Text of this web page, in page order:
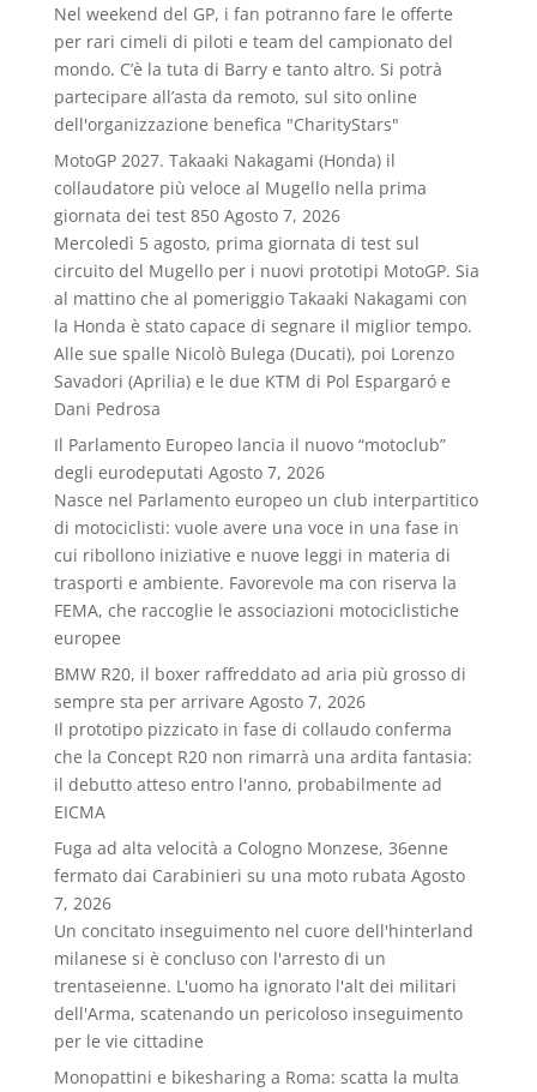
Nel weekend del GP, i fan potranno fare le offerte
per rari cimeli di piloti e team del campionato del
mondo. C’è la tuta di Barry e tanto altro. Si potrà
partecipare all’asta da remoto, sul sito online
dell'organizzazione benefica "CharityStars"
MotoGP 2027. Takaaki Nakagami (Honda) il
collaudatore più veloce al Mugello nella prima
giornata dei test 850 Agosto 7, 2026
Mercoledì 5 agosto, prima giornata di test sul
circuito del Mugello per i nuovi prototipi MotoGP. Sia
al mattino che al pomeriggio Takaaki Nakagami con
la Honda è stato capace di segnare il miglior tempo.
Alle sue spalle Nicolò Bulega (Ducati), poi Lorenzo
Savadori (Aprilia) e le due KTM di Pol Espargaró e
Dani Pedrosa
Il Parlamento Europeo lancia il nuovo “motoclub”
degli eurodeputati Agosto 7, 2026
Nasce nel Parlamento europeo un club interpartitico
di motociclisti: vuole avere una voce in una fase in
cui ribollono iniziative e nuove leggi in materia di
trasporti e ambiente. Favorevole ma con riserva la
FEMA, che raccoglie le associazioni motociclistiche
europee
BMW R20, il boxer raffreddato ad aria più grosso di
sempre sta per arrivare Agosto 7, 2026
Il prototipo pizzicato in fase di collaudo conferma
che la Concept R20 non rimarrà una ardita fantasia:
il debutto atteso entro l'anno, probabilmente ad
EICMA
Fuga ad alta velocità a Cologno Monzese, 36enne
fermato dai Carabinieri su una moto rubata Agosto
7, 2026
Un concitato inseguimento nel cuore dell'hinterland
milanese si è concluso con l'arresto di un
trentaseienne. L'uomo ha ignorato l'alt dei militari
dell'Arma, scatenando un pericoloso inseguimento
per le vie cittadine
Monopattini e bikesharing a Roma: scatta la multa